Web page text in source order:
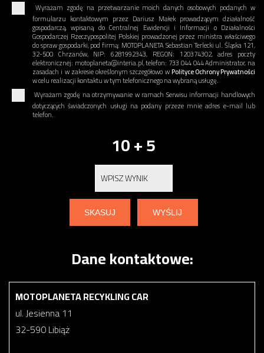
Wyrażam zgodę na przetwarzanie moich danych osobowych podanych w
formularzu kontaktowym przez Dariusz Małek prowadzącym działalność
gospodarczą, wpisaną do Centralnej Ewidencji i Informacji o Działalności
Gospodarczej Rzeczypospolitej Polskiej prowadzonej przez ministra właściwego
do spraw gospodarki, pod firmą: MOTOPLANETA Sebastian Terlecki ul. Śląska 121,
32-500 Chrzanów, NIP: 6281992343, REGON: 120374302, adres poczty
elektronicznej: motoplaneta@interia.pl, telefon: 733 044 044 Administrator, na
zasadach i w zakresie określonym szczegółowo wPolityce Ochrony Prywatności
w celu realizacji kontaktu w tym telefonicznego na wybraną usługę.
Wyrażam zgodę na otrzymywanie w ramach Serwisu informacji handlowych
dotyczących świadczonych usługi na podany przeze mnie adres e-mail lub
telefon.
10 + 5
Dane kontaktowe:
MOTOPLANETA RECYKLING CAR
ul. Jesienna 11
32-590 Libiąż